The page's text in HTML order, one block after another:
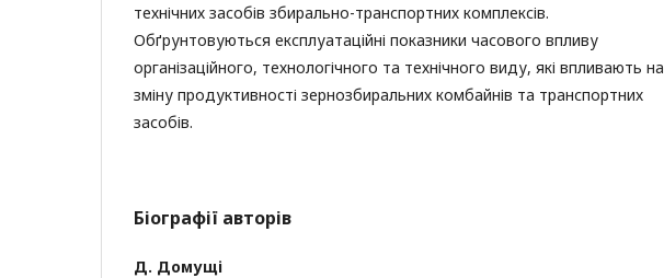
технічних засобів збирально-транспортних комплексів.
Обґрунтовуються експлуатаційні показники часового впливу
організаційного, технологічного та технічного виду, які впливають на
зміну продуктивності зернозбиральних комбайнів та транспортних
засобів.
Біографії авторів
Д. Домущі